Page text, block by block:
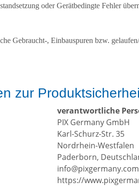
oder Gerätbedingte Fehler
Gebraucht-, Einbauspuren bzw.
zur
verantwortliche
PIX Germany GmbH
Karl-Schurz-Str. 35
Nordrhein-Westfalen
Paderborn,
info@pixgermany.com
https://